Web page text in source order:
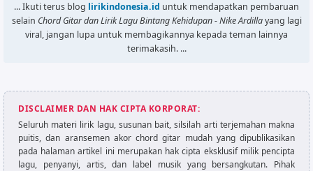
... Ikuti terus blog lirikindonesia.id untuk mendapatkan pembaruan
selain Chord Gitar dan Lirik Lagu Bintang Kehidupan - Nike Ardillayang lagi
viral, jangan lupa untuk membagikannya kepada teman lainnya
terimakasih. ...
DISCLAIMER DAN HAK CIPTA KORPORAT:
Seluruh materi lirik lagu, susunan bait, silsilah arti terjemahan makna
puitis, dan aransemen akor chord gitar mudah yang dipublikasikan
pada halaman artikel ini merupakan hak cipta eksklusif milik pencipta
lagu, penyanyi, artis, dan label musik yang bersangkutan. Pihak